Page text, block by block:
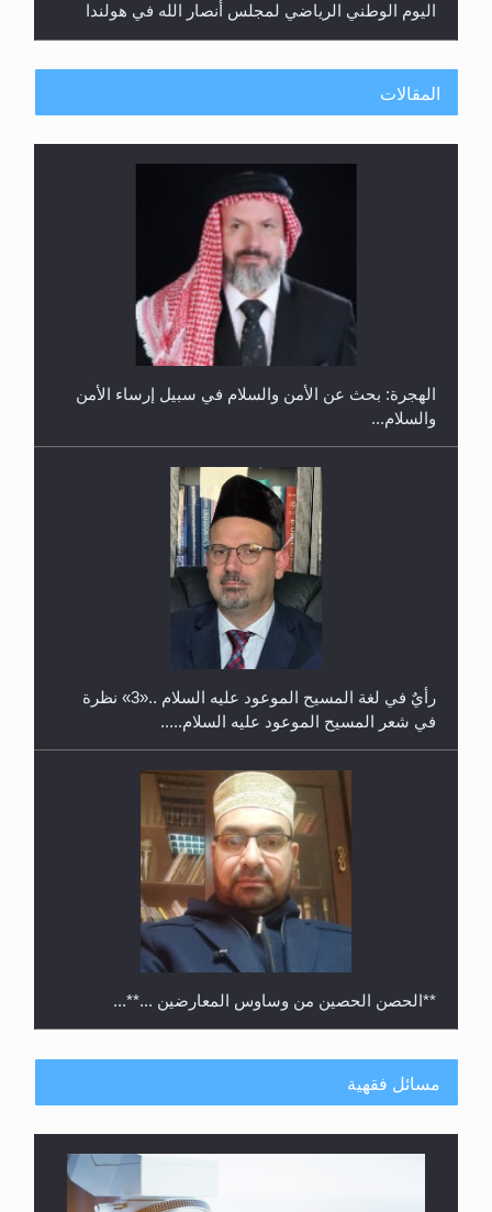
اليوم الوطني الرياضي لمجلس أنصار الله في هولندا
إتمام حفظ القرآن الكريم لثلاثة طلاب من مدرسة الحفظ
حفل توزيع الشهادات في الجامعة الأحمدية بنيجيريا لعام
المقالات
الهجرة: بحث عن الأمن والسلام في سبيل إرساء الأمن
والسلام...
رأيٌ في لغة المسيح الموعود عليه السلام ..«3» نظرة
في شعر المسيح الموعود عليه السلام.....
**الحصن الحصين من وساوس المعارضين ...**...
مسائل فقهية